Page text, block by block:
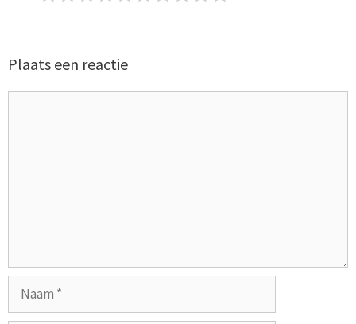
Plaats een reactie
Naam